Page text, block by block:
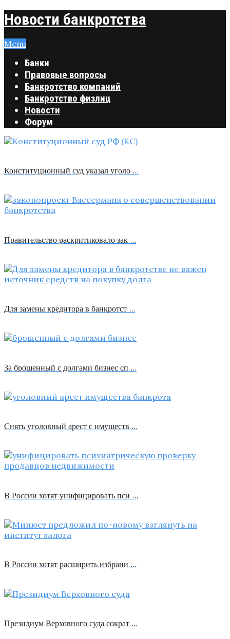
Новости банкротства
Menu
Банки
Правовые вопросы
Банкротство компаний
Банкротство физлиц
Новости
Форум
Конституционный суд указал уголо …
Правительство раскритиковало зак …
Для замены кредитора в банкротст …
За брошенный с долгами бизнес сп …
Снять уголовный арест с имуществ …
В России хотят унифицировать пси …
В России хотят расширить избрани …
Президиум Верховного суда сократ …